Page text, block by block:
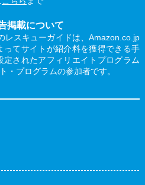
掲載について
レスキューガイドは、Amazon.co.jp
ってサイトが紹介料を獲得できる手
されたアフィリエイトプログラム
・プログラムの参加者です。